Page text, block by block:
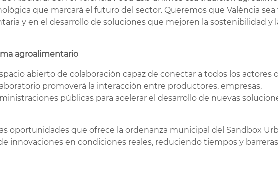
que marcará el futuro del sector. Queremos que València
y en el desarrollo de soluciones que mejoren la sostenibilidad y
agroalimentario
abierto de colaboración capaz de conectar a todos los actores
promoverá la interacción entre productores, empresas,
públicas para acelerar el desarrollo de nuevas
oportunidades que ofrece la ordenanza municipal del Sandbox
innovaciones en condiciones reales, reduciendo tiempos y